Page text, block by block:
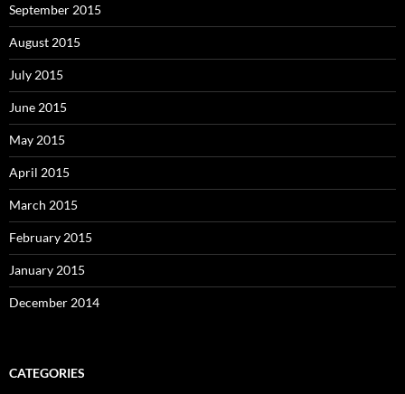
September 2015
August 2015
July 2015
June 2015
May 2015
April 2015
March 2015
February 2015
January 2015
December 2014
CATEGORIES